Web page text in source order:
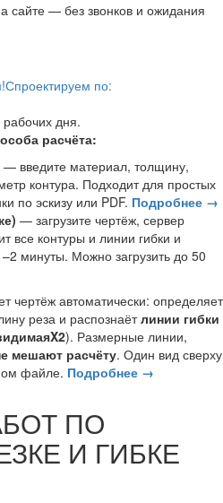
сайте — без звонков и ожидания
Спроектируем по:
дня.
расчёта:
— введите материал, толщину,
контура. Подходит для простых
по эскизу или PDF. Подробнее →
— загрузите чертёж, сервер
все контуры и линии гибки и
минуты. Можно загрузить до 50
чертёж автоматически: определяет
реза и распознаётлинии гибки
). Размерные линии,
мешают расчёту. Один вид сверху
файле. Подробнее →
ПО
И ГИБКЕ